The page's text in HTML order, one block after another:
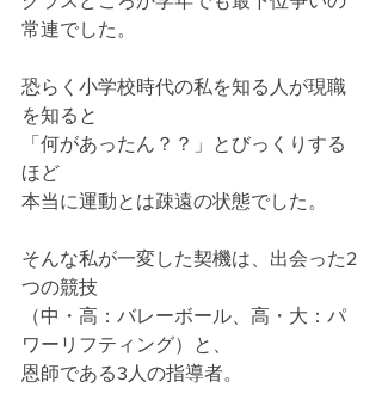
常連でした。
恐らく小学校時代の私を知る人が現職
を知ると
「何があったん？？」とびっくりする
ほど
本当に運動とは疎遠の状態でした。
そんな私が一変した契機は、出会った2
つの競技
（中・高：バレーボール、高・大：パ
ワーリフティング）と、
恩師である3人の指導者。